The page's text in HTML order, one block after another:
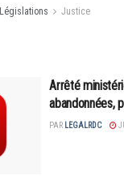
Législations Justice
Arrêté
abandonnées,
PAR LEGALRDC